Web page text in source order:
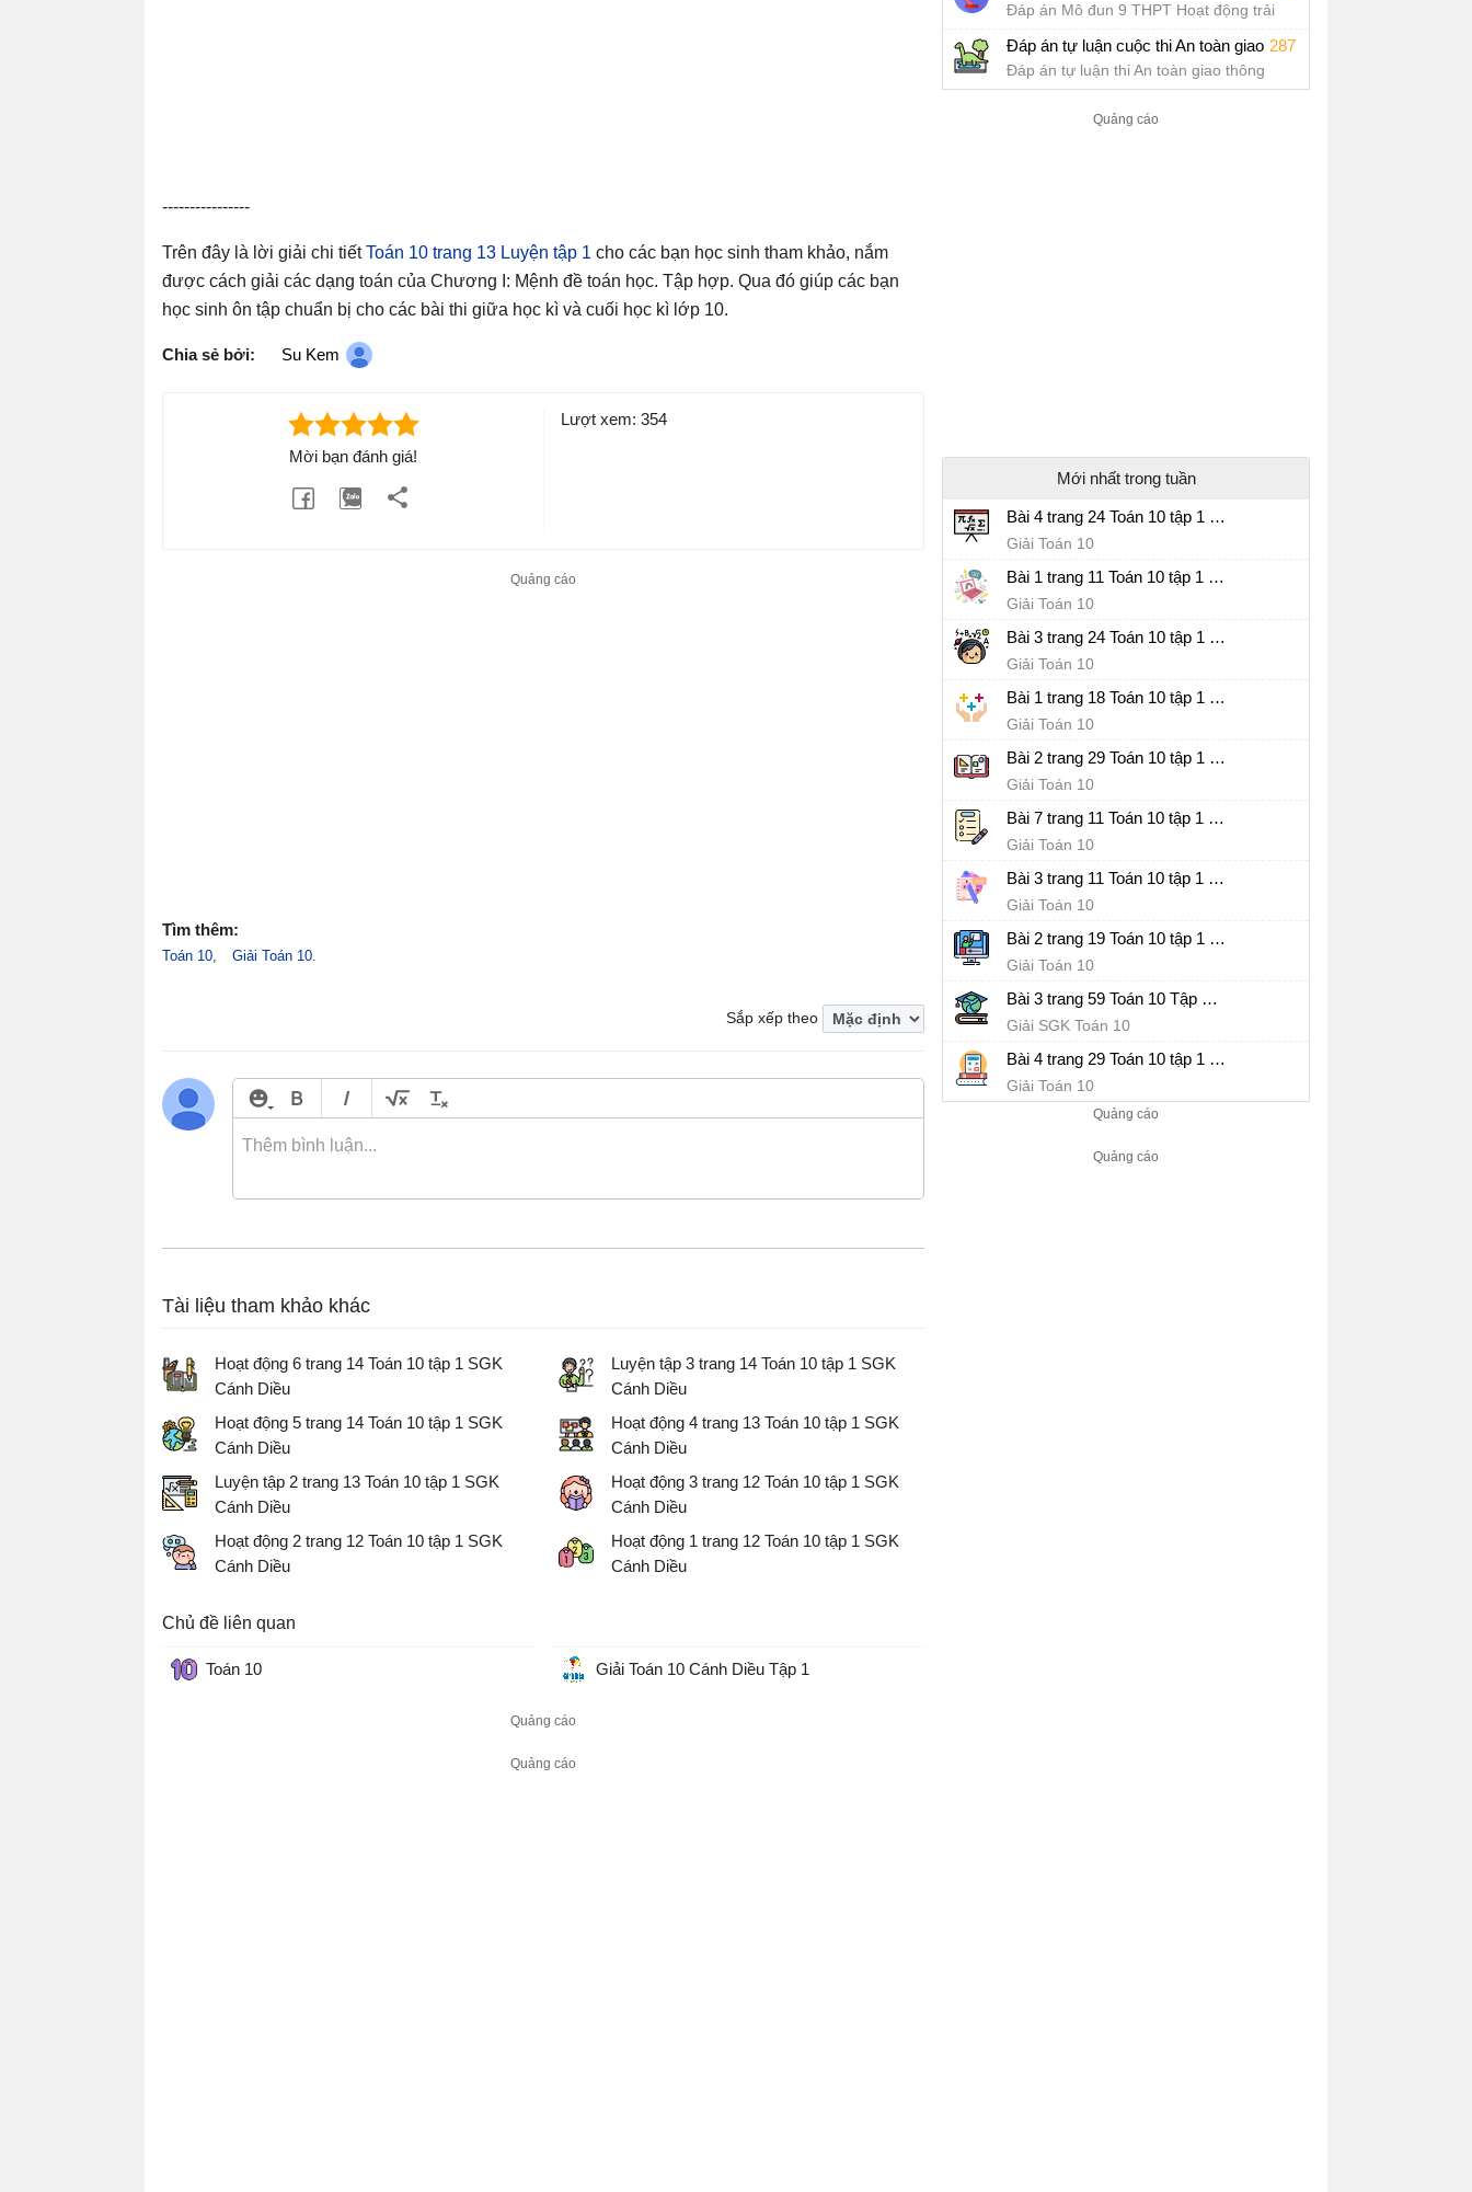
----------------
Trên đây là lời giải chi tiếtToán 10 trang 13 Luyện tập 1 cho các bạn học sinh tham khảo, nắm
được cách giải các dạng toán của Chương I: Mệnh đề toán học. Tập hợp. Qua đó giúp các bạn
học sinh ôn tập chuẩn bị cho các bài thi giữa học kì và cuối học kì lớp 10.
Chia sẻ bởi: Su Kem
Mời bạn đánh giá!
Lượt xem: 354
Tìm thêm:
Toán 10 Giải Toán 10
Sắp xếp theo
Tài liệu tham khảo khác
Hoạt động 6 trang 14 Toán 10 tập 1 SGK
Cánh Diều
Giải Toán 10
Luyện tập 3 trang 14 Toán 10 tập 1 SGK
Cánh Diều
Giải Toán 10
Hoạt động 5 trang 14 Toán 10 tập 1 SGK
Cánh Diều
Giải Toán 10
Hoạt động 4 trang 13 Toán 10 tập 1 SGK
Cánh Diều
Giải Toán 10
Luyện tập 2 trang 13 Toán 10 tập 1 SGK
Cánh Diều
Giải Toán 10
Hoạt động 3 trang 12 Toán 10 tập 1 SGK
Cánh Diều
Giải Toán 10
Hoạt động 2 trang 12 Toán 10 tập 1 SGK
Cánh Diều
Hoạt động 1 trang 12 Toán 10 tập 1 SGK
Cánh Diều
Chủ đề liên quan
Toán 10 Giải Toán 10 Cánh Diều Tập 1
Đáp án Mô đun 9 THPT Hoạt động trải
Đáp án tự luận cuộc thi An toàn giao thông cho nụ cười ngày mai 2022 cấp THPT
287
Đáp án tự luận thi An toàn giao thông
2022 cấp THPT
Mới nhất trong tuần
Bài 4 trang 24 Toán 10 tập 1 SGK Cánh Diều
Giải Toán 10
Bài 1 trang 11 Toán 10 tập 1 SGK Cánh Diều
Giải Toán 10
Bài 3 trang 24 Toán 10 tập 1 SGK Cánh Diều
Giải Toán 10
Bài 1 trang 18 Toán 10 tập 1 SGK Cánh Diều
Giải Toán 10
Bài 2 trang 29 Toán 10 tập 1 SGK Cánh Diều
Giải Toán 10
Bài 7 trang 11 Toán 10 tập 1 SGK Cánh Diều
Giải Toán 10
Bài 3 trang 11 Toán 10 tập 1 SGK Cánh Diều
Giải Toán 10
Bài 2 trang 19 Toán 10 tập 1 SGK Cánh Diều
Giải Toán 10
Bài 3 trang 59 Toán 10 Tập 1 SGK Cánh Diều
Giải SGK Toán 10
Bài 4 trang 29 Toán 10 tập 1 SGK Cánh Diều
Giải Toán 10